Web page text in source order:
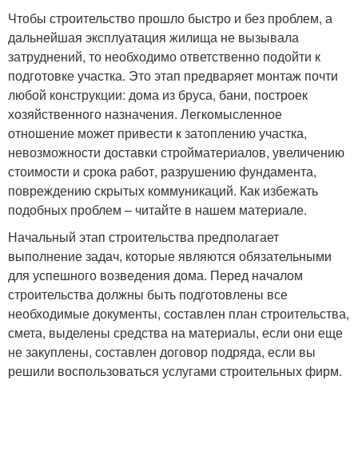
Чтобы строительство прошло быстро и без проблем, а
дальнейшая эксплуатация жилища не вызывала
затруднений, то необходимо ответственно подойти к
подготовке участка. Это этап предваряет монтаж почти
любой конструкции: дома из бруса, бани, построек
хозяйственного назначения. Легкомысленное
отношение может привести к затоплению участка,
невозможности доставки стройматериалов, увеличению
стоимости и срока работ, разрушению фундамента,
повреждению скрытых коммуникаций. Как избежать
подобных проблем – читайте в нашем материале.
Начальный этап строительства предполагает
выполнение задач, которые являются обязательными
для успешного возведения дома. Перед началом
строительства должны быть подготовлены все
необходимые документы, составлен план строительства,
смета, выделены средства на материалы, если они еще
не закуплены, составлен договор подряда, если вы
решили воспользоваться услугами строительных фирм.